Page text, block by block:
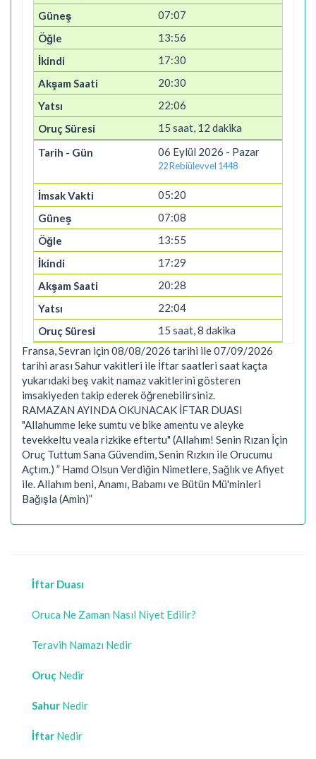
07:07
13:56
17:30
20:30
22:06
15 saat, 12 dakika
06 Eylül 2026 - Pazar
22 Rebiülevvel 1448
05:20
07:08
13:55
17:29
20:28
22:04
15 saat, 8 dakika
Fransa, Sevran için 08/08/2026 tarihi ile 07/09/2026
tarihi arası Sahur vakitleri ile İftar saatleri saat kaçta
yukarıdaki beş vakit namaz vakitlerini gösteren
imsakiyeden takip ederek öğrenebilirsiniz.
RAMAZAN AYINDA OKUNACAK İFTAR DUASI
"Allahumme leke sumtu ve bike amentu ve aleyke
tevekkeltu veala rizkike eftertu" (Allahım! Senin Rızan İçin
Oruç Tuttum Sana Güvendim, Senin Rızkın ile Orucumu
Açtım.) ” Hamd Olsun Verdiğin Nimetlere, Sağlık ve Afiyet
ile. Allahım beni, Anamı, Babamı ve Bütün Mü'minleri
Bağışla (Amin)”
İftar Duası
Oruca Ne Zaman Nasıl Niyet Edilir?
Teravih Namazı Nedir
Oruç Nedir
Sahur Nedir
İftar Nedir